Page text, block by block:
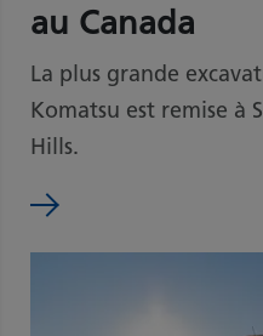
au Canada
La plus grande
Komatsu est remise à
Hills.